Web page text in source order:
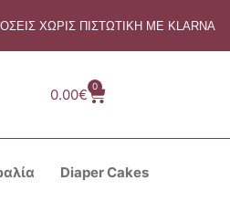
ΧΩΡΙΣ ΠΙΣΤΩΤΙΚΗ ΜΕ KLARNA
0.00€
0
Cart
Diaper Cakes